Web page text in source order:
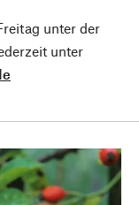
unter der
unter